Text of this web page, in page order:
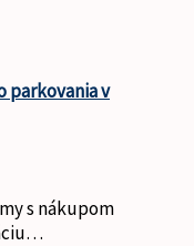
parkovania v
s nákupom